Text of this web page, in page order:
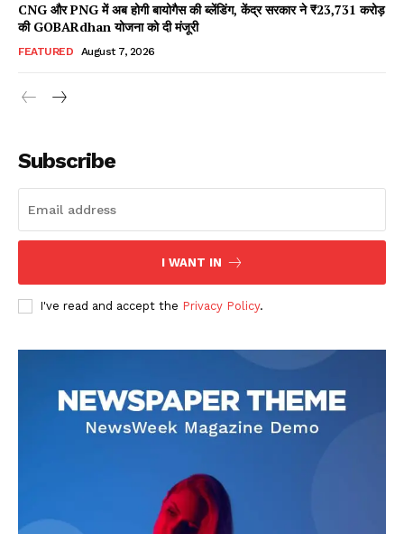
Read Latest News on AIN
NEWS 1 App
AIN NEWS 1
Contact Us
CNG और PNG में अब होगी बायोगैस की ब्लेंडिंग, केंद्र सरकार ने ₹23,731 करोड़
की GOBARdhan योजना को दी मंजूरी
FEATURED August 7, 2026
Subscribe
I WANT IN
I've read and accept the Privacy Policy.